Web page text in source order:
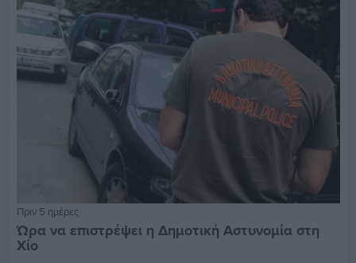
Πριν 5 ημέρες
Ώρα να επιστρέψει η Δημοτική Αστυνομία στη
Χίο